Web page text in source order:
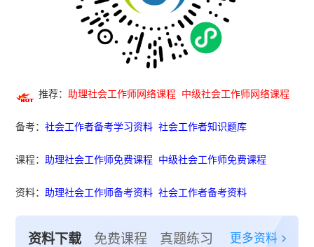
推荐：助理社会工作师网络课程 中级社会工作师网络课程
备考：社会工作者备考学习资料 社会工作者知识题库
课程： 助理社会工作师免费课程 中级社会工作师免费课程
资料： 助理社会工作师备考资料 社会工作者备考资料
资料下载 免费课程 真题练习 更多资料